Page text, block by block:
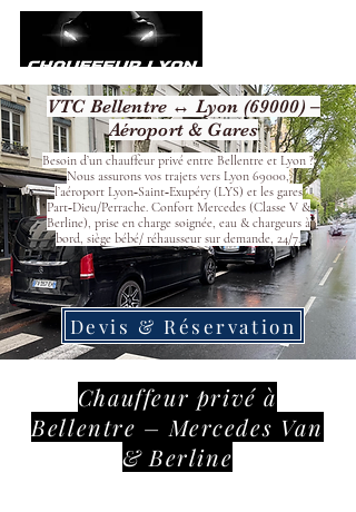
VTC Bellentre ↔ Lyon (69000) –
Aéroport & Gares
Besoin d’un chauffeur privé entre Bellentre et Lyon ?
Nous assurons vos trajets vers Lyon 69000,
l’aéroport Lyon‑Saint‑Exupéry (LYS) et les gares
Part‑Dieu/Perrache. Confort Mercedes (Classe V &
Berline), prise en charge soignée, eau & chargeurs à
bord, siège bébé/ réhausseur sur demande, 24/7.
Devis & Réservation
Chauffeur privé à
Bellentre – Mercedes Van
& Berline